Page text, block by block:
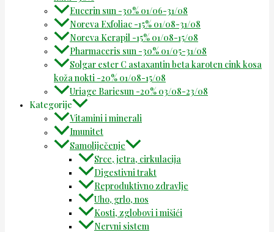
Eucerin sun -30% 01/06-31/08
Noreva Exfoliac -15% 01/08-31/08
Noreva Kerapil -15% 01/08-15/08
Pharmaceris sun -30% 01/05-31/08
Solgar ester C astaxantin beta karoten cink kosa
koža nokti -20% 01/08-15/08
Uriage Bariesun -20% 03/08-23/08
Kategorije
Vitamini i minerali
Imunitet
Samoliječenje
Srce, jetra, cirkulacija
Digestivni trakt
Reproduktivno zdravlje
Uho, grlo, nos
Kosti, zglobovi i mišići
Nervni sistem